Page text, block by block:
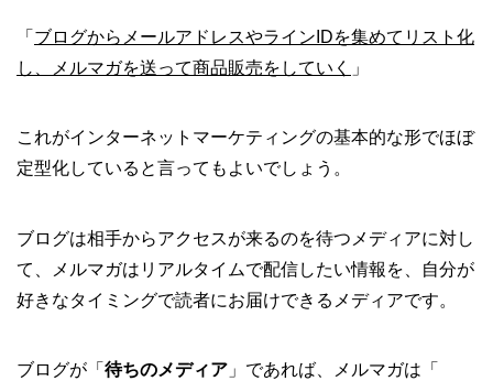
「 ブログからメールアドレスやラインIDを集めてリスト化
し、メルマガを送って商品販売をしていく
」
これがインターネットマーケティングの基本的な形でほぼ
定型化していると言ってもよいでしょう。
ブログは相手からアクセスが来るのを待つメディアに対し
て、メルマガはリアルタイムで配信したい情報を、自分が
好きなタイミングで読者にお届けできるメディアです。
ブログが「 待ちのメディア 」であれば、メルマガは「